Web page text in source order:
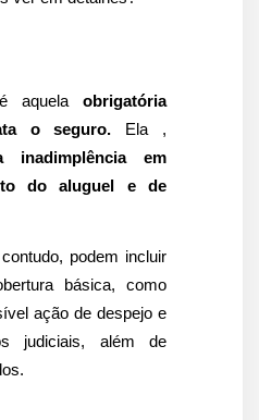
aquela obrigatória
o seguro.
Ela ,
inadimplência em
do aluguel e de
podem incluir
básica, como
ação de despejo e
judiciais, além de